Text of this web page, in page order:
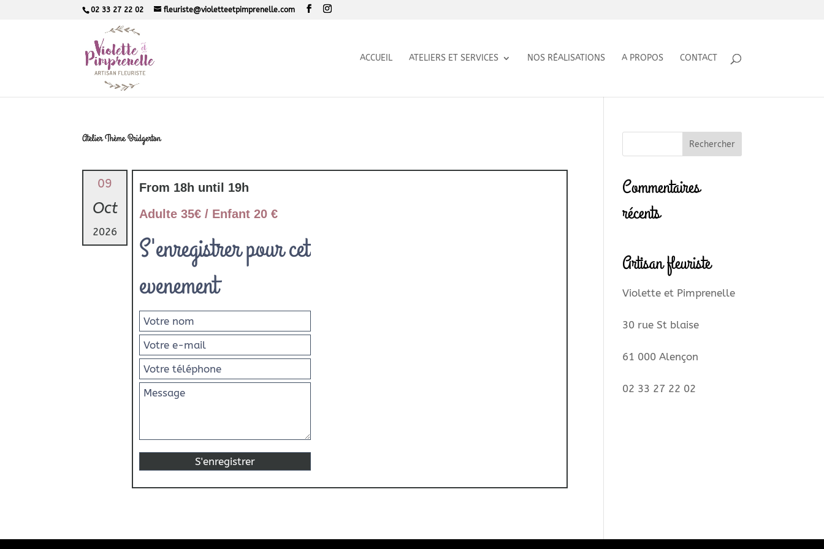
02 33 27 22 02 fleuriste@violetteetpimprenelle.com
ACCUEIL ATELIERS ET SERVICES NOS RÉALISATIONS A PROPOS CONTACT
Atelier Thème Bridgerton
09
Oct
2026
From 18h until 19h
Adulte 35€ / Enfant 20 €
S'enregistrer pour cet
evenement
Commentaires
récents
Artisan fleuriste
Violette et Pimprenelle
30 rue St blaise
61 000 Alençon
02 33 27 22 02